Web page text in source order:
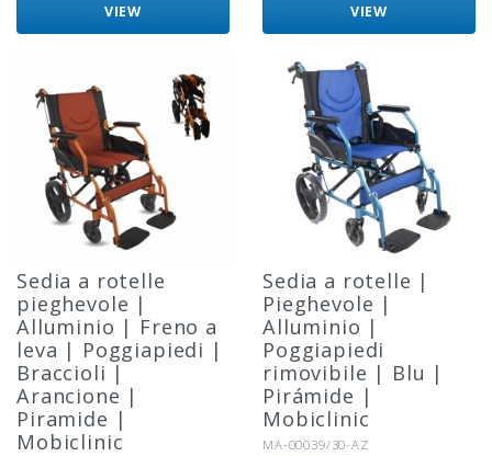
VIEW VIEW
Sedia a rotelle
pieghevole |
Alluminio | Freno a
leva | Poggiapiedi |
Braccioli |
Arancione |
Piramide |
Mobiclinic
Sedia a rotelle |
Pieghevole |
Alluminio |
Poggiapiedi
rimovibile | Blu |
Pirámide |
Mobiclinic
Riferimento:
MA-00039/30-AZ